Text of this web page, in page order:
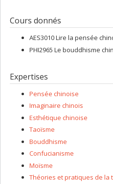
Il est recommandé d’adopter une
sur les jugements de valeur.
Une formation en philosophie
mes modes de communication et
chance, et un peu de mérite,
des charges de cours ou des
d’établissements universitaires
études), des subventions
et chinois (Université de Pékin,
permanence à l’Université de
Cours donnés
AES3010 Lire la pensée
PHI2965 Le bouddhisme
Expertises
Pensée chinoise
Imaginaire chinois
Esthétique chinoise
Taoïsme
Bouddhisme
Confucianisme
Moïsme
Théories et pratiques de la